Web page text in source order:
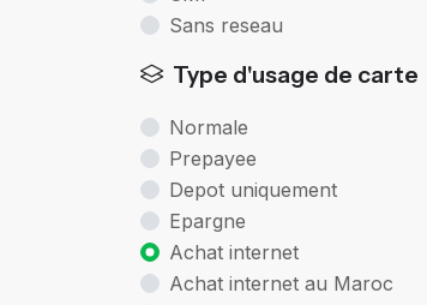
Sans reseau
Type d'usage de carte
Normale
Prepayee
Depot uniquement
Epargne
Achat internet
Achat internet au Maroc